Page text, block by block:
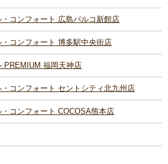
コンフォート 広島パルコ新館店
コンフォート 博多駅中央街店
PREMIUM 福岡天神店
コンフォート セントシティ北九州店
コンフォート COCOSA熊本店